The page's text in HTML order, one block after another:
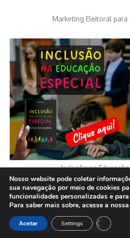
Marketing Eleitoral para
Inclusão na
Copyright © 2026 FATO sem fake |
Notícias X
Nosso website pode coletar
sua navegação por meio de cookies
funcionalidades personalizadas e
Para saber mais sobre, acesse a
Aceitar Settings Close